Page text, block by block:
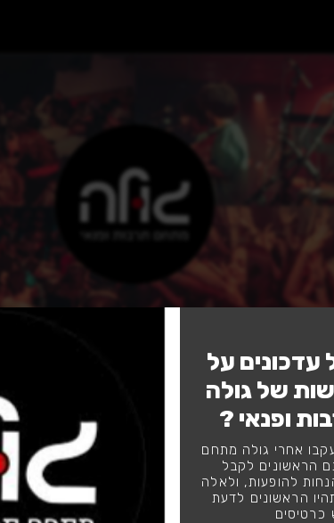
עדכונים על
של גולה
ופנאי ?
אחרי גולה מתחם
הראשונים לקבל
להופעות, ולאלה
הראשונים לדעת
כרטיסים
לעקוב